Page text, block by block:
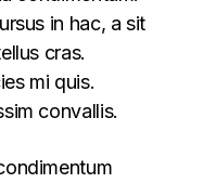
in hac, a sit
cras.
mi quis.
convallis.